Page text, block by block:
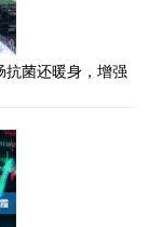
抗菌还暖身，增强